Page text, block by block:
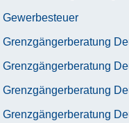
Gewerbesteuer
Grenzgängerberatung
Grenzgängerberatung
Grenzgängerberatung
Grenzgängerberatung